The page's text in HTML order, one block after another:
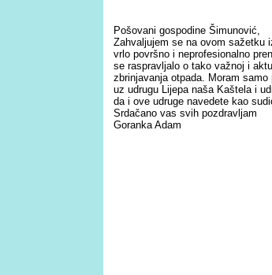
Pošovani gospodine Šimunović,
Zahvaljujem se na ovom sažetku
vrlo površno i neprofesionalno
se raspravljalo o tako važnoj i aktu
zbrinjavanja otpada. Moram
uz udrugu Lijepa naša Kaštela i
da i ove udruge navedete kao
Srdačano vas svih pozdravljam
Goranka Adam